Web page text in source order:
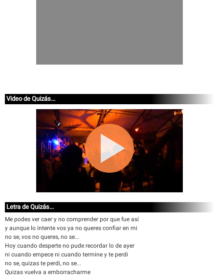
Video de Quizás...
Letra de Quizás...
Me podes ver caer y no comprender por que fue así
y aunque lo intente vos ya no queres confiar en mi
no se, vos no queres, no se...
Hoy cuando desperte no pude recordar lo de ayer
ni cuando empece ni cuando termine y te perdi
no se, quizas te perdi, no se...
Quizas vuelva a emborracharme